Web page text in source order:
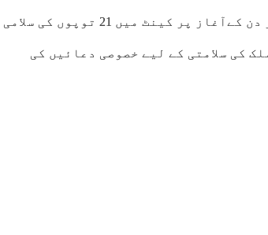
کوئٹہ میں بھی یوم آزادی کے موقع پر دن کےآغاز پر کینٹ میں 21 توپوں کی سلامی
کی سلامتی کے لیے خصوصی دعائیں کی